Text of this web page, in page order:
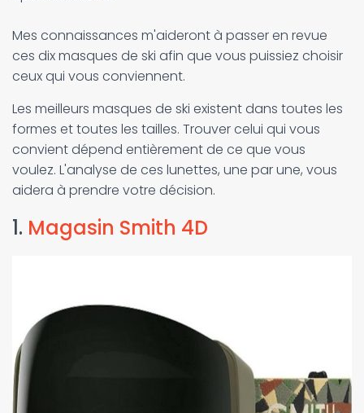
Mes connaissances m'aideront à passer en revue
ces dix masques de ski afin que vous puissiez choisir
ceux qui vous conviennent.
Les meilleurs masques de ski existent dans toutes les
formes et toutes les tailles. Trouver celui qui vous
convient dépend entièrement de ce que vous
voulez. L'analyse de ces lunettes, une par une, vous
aidera à prendre votre décision.
1. Magasin Smith 4D